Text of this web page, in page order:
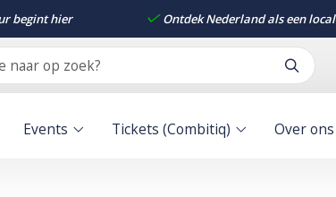
begint hier Ontdek Nederland als een local
Events Tickets (Combitiq) Over ons